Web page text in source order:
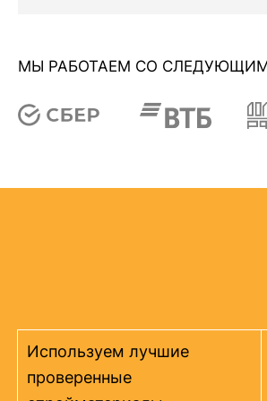
МЫ РАБОТАЕМ СО
Используем лучшие
проверенные